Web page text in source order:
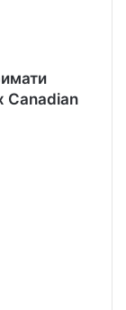
Canadian